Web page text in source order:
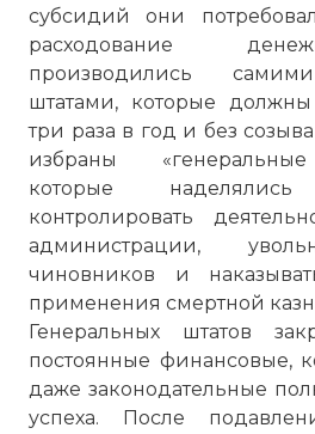
субсидий они
расходование
производились
штатами, которые
три раза в год и без
избраны
которые наделялись
контролировать
администрации,
чиновников и
применения смертной
Генеральных штатов
постоянные финансовые,
даже законодательные
успеха. После